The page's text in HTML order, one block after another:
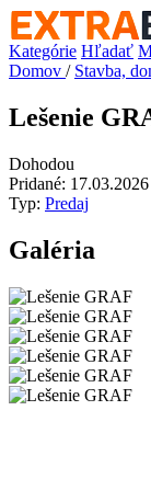
Kategórie Hľadať
Domov / Stavba,
Lešenie
Dohodou
Pridané: 17.03.2026
Typ: Predaj
Galéria